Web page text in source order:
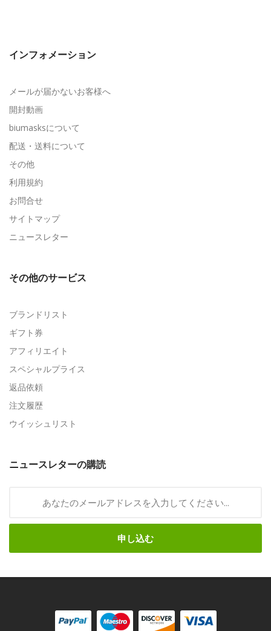
インフォメーション
メールが届かないお客様へ
開封動画
biumasksについて
配送・送料について
その他
利用規約
お問合せ
サイトマップ
ニュースレター
その他のサービス
ブランドリスト
ギフト券
アフィリエイト
スペシャルプライス
返品依頼
注文履歴
ウイッシュリスト
ニュースレターの購読
申し込む